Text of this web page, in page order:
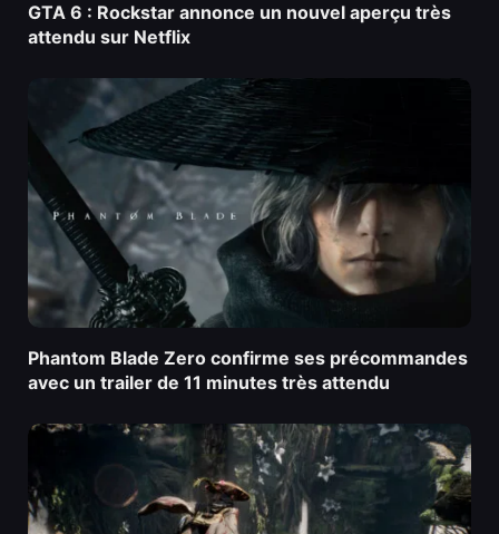
GTA 6 : Rockstar annonce un nouvel aperçu très
attendu sur Netflix
Phantom Blade Zero confirme ses précommandes
avec un trailer de 11 minutes très attendu